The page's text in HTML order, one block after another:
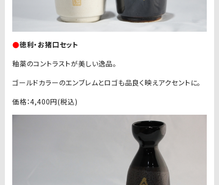
●徳利・お猪口セット
釉薬のコントラストが美しい逸品。
ゴールドカラーのエンブレムとロゴも品良く映えアクセントに。
価格：4,400円(税込)